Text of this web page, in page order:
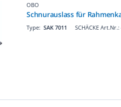
OBO
Schnurauslass für
SCHÄCKE Art.Nr.:
Type: SAK 7011